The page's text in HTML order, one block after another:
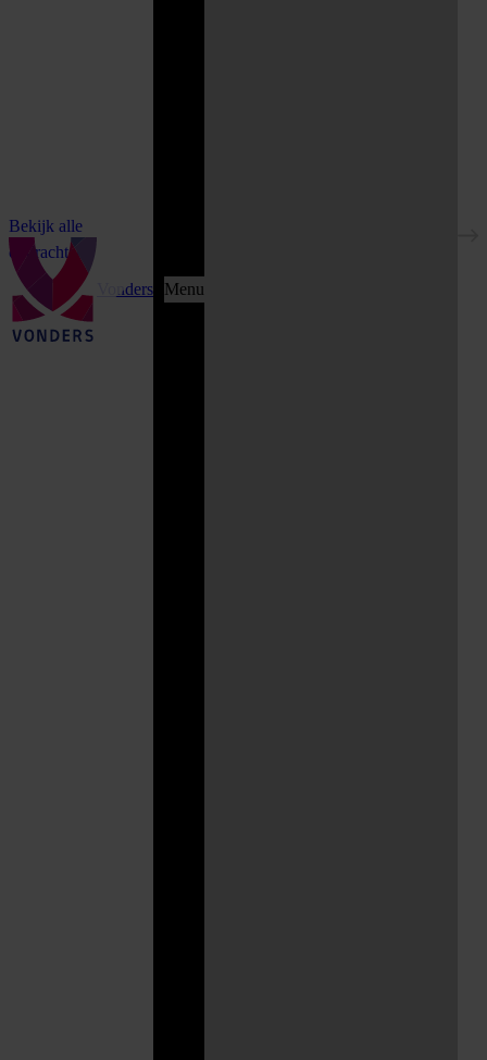
Vonders Menu
Bekijk alle
opdrachten